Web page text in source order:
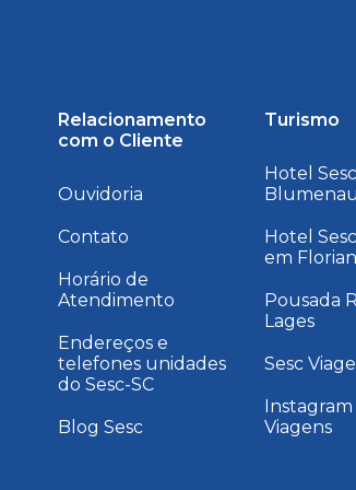
Relacionamento
com o Cliente
Ouvidoria
Contato
Horário de
Atendimento
Endereços e
telefones unidades
do Sesc-SC
Blog Sesc
Turismo
Hotel Sesc
Blumenau
Hotel
em
Pousada
Lages
Sesc
Instagram
Viagens